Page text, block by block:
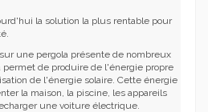
la solution la plus rentable pour
une pergola présente de nombreux
permet de produire de l'énergie propre
de l'énergie solaire. Cette énergie
la maison, la piscine, les appareils
une voiture électrique.